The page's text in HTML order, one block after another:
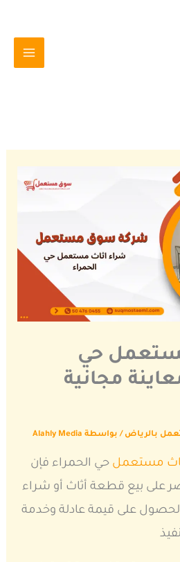
حي
مجانية
بالرياض / بواسطة Alahly Media
مستعمل حي الحمراء فإن
على بيع قطعة أثاث أو شراء
على قيمة عادلة وخدمة